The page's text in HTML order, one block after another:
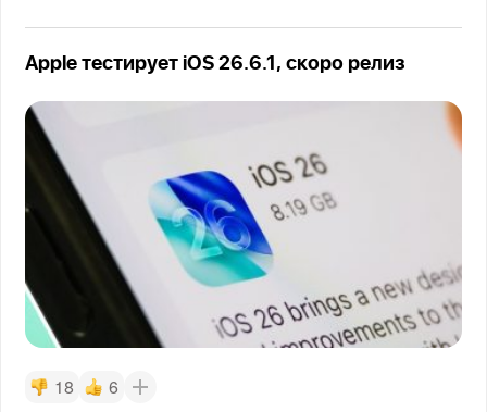
Apple тестирует iOS 26.6.1, скоро релиз
18 6